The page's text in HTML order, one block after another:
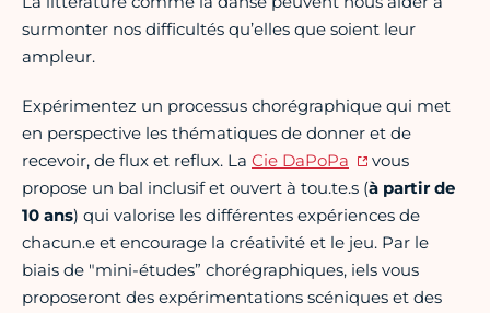
surmonter nos difficultés qu’elles que soient leur
ampleur.
Expérimentez un processus chorégraphique qui met
en perspective les thématiques de donner et de
recevoir, de flux et reflux. La Cie DaPoPa
vous
propose un bal inclusif et ouvert à tou.te.s (à partir de
10 ans) qui valorise les différentes expériences de
chacun.e et encourage la créativité et le jeu. Par le
biais de "mini-études” chorégraphiques, iels vous
proposeront des expérimentations scéniques et des